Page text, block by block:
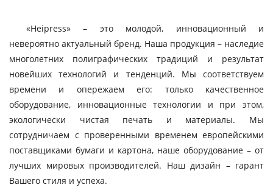
«Heipress» – это молодой, инновационный и
невероятно актуальный бренд. Наша продукция – наследие
многолетних полиграфических традиций и результат
новейших технологий и тенденций. Мы соответствуем
времени и опережаем его: только качественное
оборудование, инновационные технологии и при этом,
экологически чистая печать и материалы. Мы
сотрудничаем с проверенными временем европейскими
поставщиками бумаги и картона, наше оборудование – от
лучших мировых производителей. Наш дизайн – гарант
Вашего стиля и успеха.